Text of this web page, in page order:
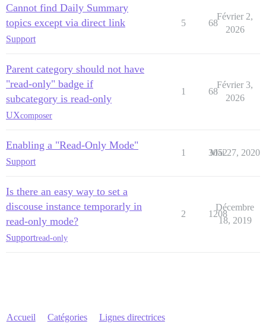
Cannot find Daily Summary
topics except via direct link
Support
5 68
Février 2,
2026
Parent category should not have
"read-only" badge if
subcategory is read-only
UXcomposer
1 68
Février 3,
2026
Enabling a "Read-Only Mode"
Support
1 3052
Mai 27, 2020
Is there an easy way to set a
discouse instance temporarly in
read-only mode?
Supportread-only
2 1208
Décembre
18, 2019
Accueil Catégories Lignes directrices